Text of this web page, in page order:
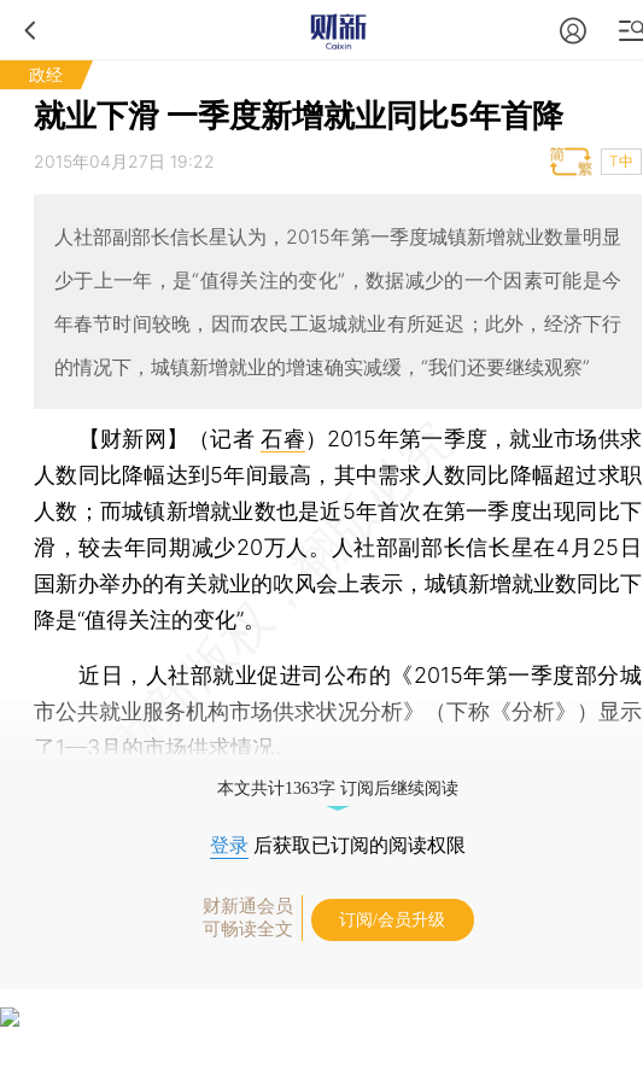
政经
就业下滑 一季度新增就业同比5年首降
2015年04月27日 19:22 T中
人社部副部长信长星认为，2015年第一季度城镇新增就业数量明显
少于上一年，是“值得关注的变化”，数据减少的一个因素可能是今
年春节时间较晚，因而农民工返城就业有所延迟；此外，经济下行
的情况下，城镇新增就业的增速确实减缓，“我们还要继续观察”
【财新网】（记者石睿） 2015年第一季度，就业市场供求
人数同比降幅达到5年间最高，其中需求人数同比降幅超过求职
人数；而城镇新增就业数也是近5年首次在第一季度出现同比下
滑，较去年同期减少20万人。人社部副部长信长星在4月25日
国新办举办的有关就业的吹风会上表示，城镇新增就业数同比下
降是“值得关注的变化”。
近日，人社部就业促进司公布的《2015年第一季度部分城
市公共就业服务机构市场供求状况分析》（下称《分析》）显示
了1—3月的市场供求情况。
本文共计1363字 订阅后继续阅读
登录 后获取已订阅的阅读权限
财新通会员
可畅读全文
订阅/会员升级